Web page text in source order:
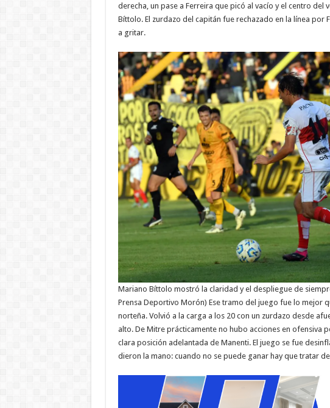
derecha, un pase a Ferreira que picó al vacío y el centro
Bíttolo. El zurdazo del capitán fue rechazado en la línea por
a gritar.
Mariano Bíttolo mostró la claridad y el despliegue de
Prensa Deportivo Morón) Ese tramo del juego fue lo mejor
norteña. Volvió a la carga a los 20 con un zurdazo desde
alto. De Mitre prácticamente no hubo acciones en ofensiva
clara posición adelantada de Manenti. El juego se fue
dieron la mano: cuando no se puede ganar hay que tratar